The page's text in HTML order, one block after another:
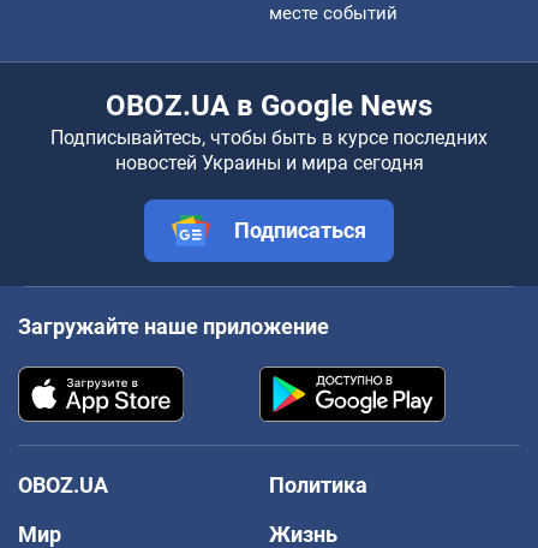
месте событий
OBOZ.UA в Google News
Подписывайтесь, чтобы быть в курсе последних
новостей Украины и мира сегодня
Подписаться
Загружайте наше приложение
OBOZ.UA
Политика
Мир
Жизнь